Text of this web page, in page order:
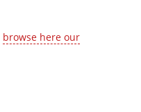
browse here our